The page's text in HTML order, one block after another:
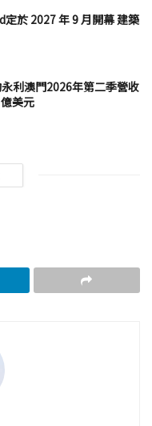
於 2027 年 9 月開幕 建築
利澳門2026年第二季營收
美元